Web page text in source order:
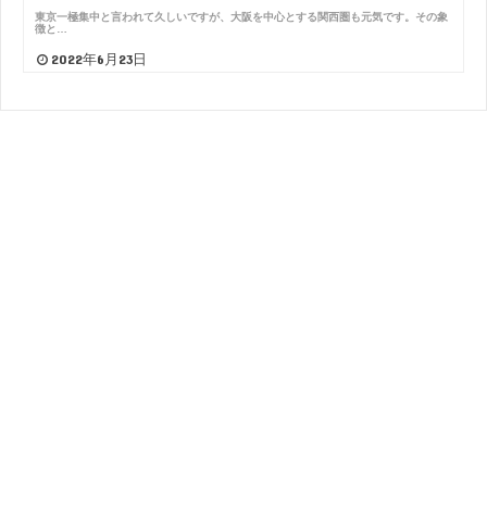
東京一極集中と言われて久しいですが、大阪を中心とする関西圏も元気です。その象
徴と…
2022年6月23日